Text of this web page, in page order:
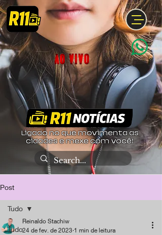
Ligado no que movimenta as
cidades e mexe com você!
Post
Tudo
Tudo
Reinaldo Stachiw
24 de fev. de 2023 1 min de leitura